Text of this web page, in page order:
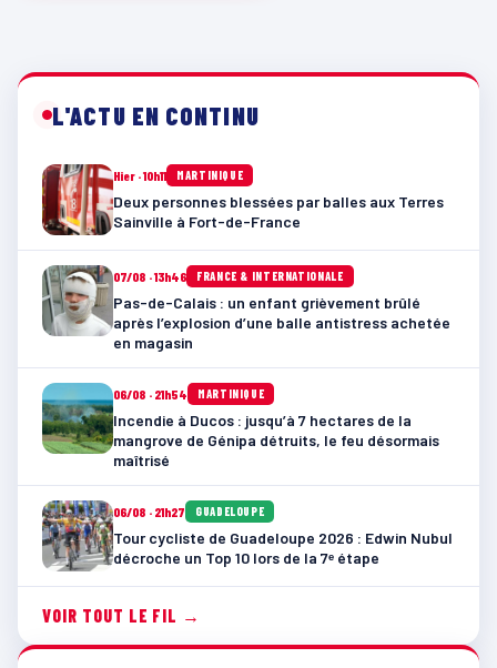
L'ACTU EN CONTINU
Hier · 10h11 MARTINIQUE
Deux personnes blessées par balles aux Terres
Sainville à Fort-de-France
07/08 · 13h46 FRANCE & INTERNATIONALE
Pas-de-Calais : un enfant grièvement brûlé
après l’explosion d’une balle antistress achetée
en magasin
06/08 · 21h54 MARTINIQUE
Incendie à Ducos : jusqu’à 7 hectares de la
mangrove de Génipa détruits, le feu désormais
maîtrisé
06/08 · 21h27 GUADELOUPE
Tour cycliste de Guadeloupe 2026 : Edwin Nubul
décroche un Top 10 lors de la 7ᵉ étape
VOIR TOUT LE FIL →